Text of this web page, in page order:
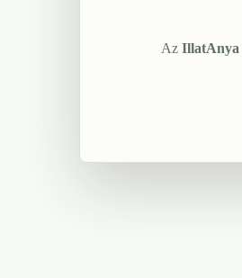
Az IllatAnya